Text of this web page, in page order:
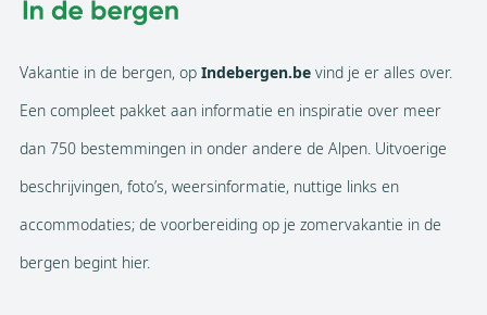
Vakantie in de bergen, op Indebergen.be vind je er alles over.
Een compleet pakket aan informatie en inspiratie over meer
dan 750 bestemmingen in onder andere de Alpen. Uitvoerige
beschrijvingen, foto’s, weersinformatie, nuttige links en
accommodaties; de voorbereiding op je zomervakantie in de
bergen begint hier.